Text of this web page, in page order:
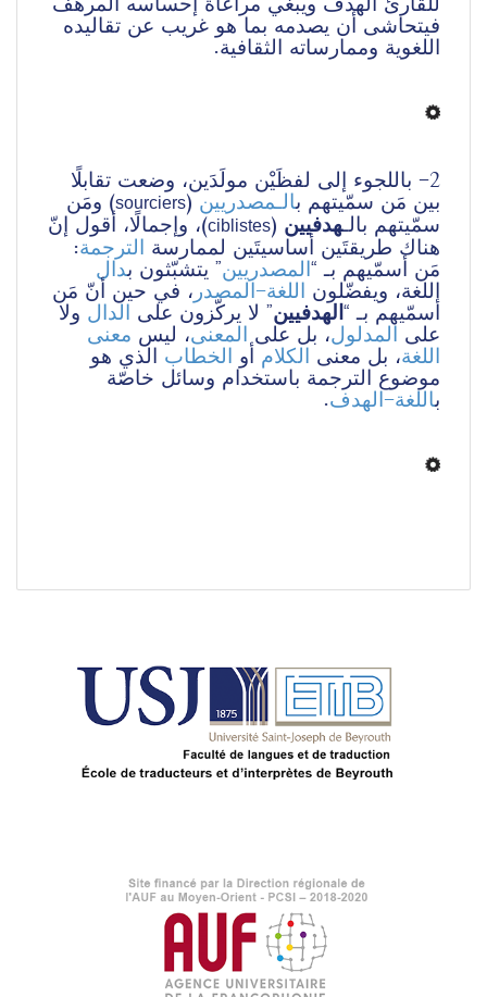
اللغوية وممارساته الثقافية.
بين مَن سمّيتهم بالـمصدريين (
sourciers
سمّيتهم بالـهدفيين (
ciblistes
هناك طريقتَين أساسيتَين لممارسة الترجمة :
مَن أسمّيهم بـ “المصدريين” يتشبّثون بدال
اللغة، ويفضّلون اللغة-المصدر
أسمّيهم بـ “الهدفيين” لا يركّزون على الدال ولا
على المدلول، بل على المعنى، ليس معنى
اللغة، بل معنى الكلام أو الخطاب
باللغة-الهدف.